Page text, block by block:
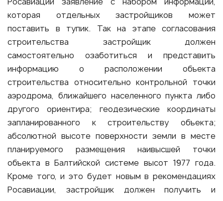
которая отдельных застройщиков может
поставить в тупик. Так на этапе согласования
строительства застройщик должен
самостоятельно озаботиться и представить
информацию о расположении объекта
строительства относительно контрольной точки
аэродрома, ближайшего населенного пункта либо
другого ориентира; геодезические координаты
запланированного к строительству объекта;
абсолютной высоте поверхности земли в месте
планируемого размещения наивысшей точки
объекта в Балтийской системе высот 1977 года.
Кроме того, и это будет новым в рекомендациях
Росавиации, застройщик должен получить и